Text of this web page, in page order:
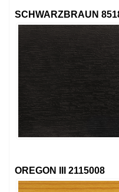
SCHWARZBRAUN
OREGON III 2115008